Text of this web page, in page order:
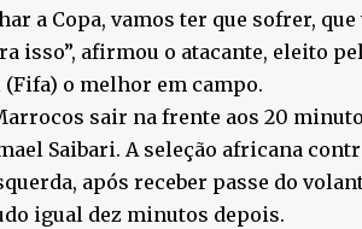
a Copa, vamos ter que sofrer,
isso”, afirmou o atacante, eleito
o melhor em campo.
sair na frente aos 20
Saibari. A seleção africana
após receber passe do
igual dez minutos depois.